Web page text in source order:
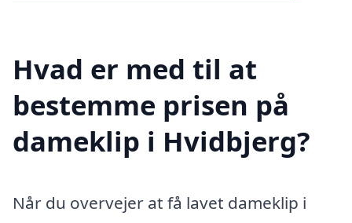
Hvad er med til at
bestemme prisen på
dameklip i Hvidbjerg?
Når du overvejer at få lavet dameklip i